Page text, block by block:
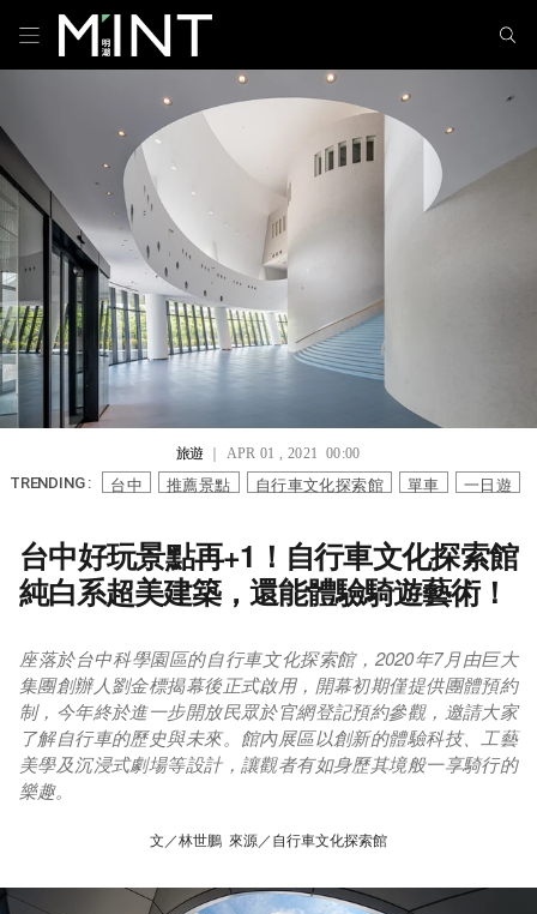
旅遊｜ APR 01 , 2021 00:00
TRENDING : 台中 推薦景點 自行車文化探索館 單車 一日遊
台中好玩景點再+1！自行車文化探索館
純白系超美建築，還能體驗騎遊藝術！
座落於台中科學園區的自行車文化探索館，2020年7月由巨大
集團創辦人劉金標揭幕後正式啟用，開幕初期僅提供團體預約
制，今年終於進一步開放民眾於官網登記預約參觀，邀請大家
了解自行車的歷史與未來。館內展區以創新的體驗科技、工藝
美學及沉浸式劇場等設計，讓觀者有如身歷其境般一享騎行的
樂趣。
文／林世鵬 來源／自行車文化探索館